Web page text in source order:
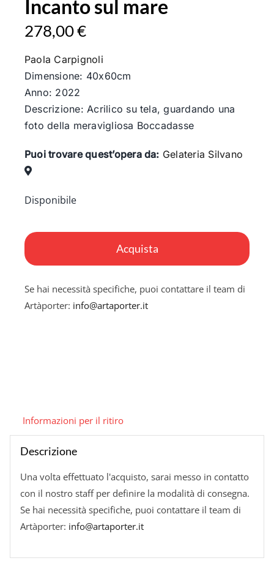
Incanto sul mare
278,00€
Paola Carpignoli
Dimensione: 40x60cm
Anno: 2022
Descrizione: Acrilico su tela, guardando una
foto della meravigliosa Boccadasse
Puoi trovare quest’opera da: Gelateria Silvano
Disponibile
Acquista
Se hai necessità specifiche, puoi contattare il team di
Artàporter: info@artaporter.it
Informazioni per il ritiro
Descrizione
Una volta effettuato l'acquisto, sarai messo in contatto
con il nostro staff per definire la modalità di consegna.
Se hai necessità specifiche, puoi contattare il team di
Artàporter: info@artaporter.it